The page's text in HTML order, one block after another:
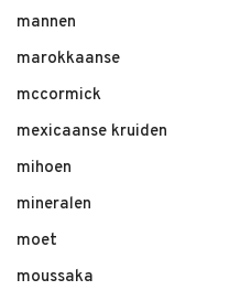
mannen
marokkaanse
mccormick
mexicaanse kruiden
mihoen
mineralen
moet
moussaka